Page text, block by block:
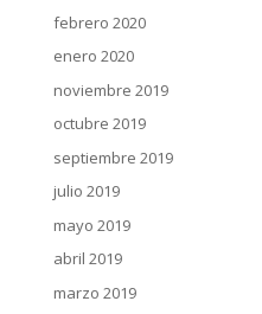
febrero 2020
enero 2020
noviembre 2019
octubre 2019
septiembre 2019
julio 2019
mayo 2019
abril 2019
marzo 2019